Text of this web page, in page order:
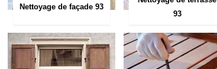
Nettoyage de façade 93
93